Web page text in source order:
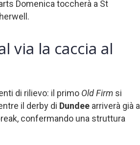
Domenica toccherà a St
via la caccia al
di rilievo: il primo Old Firm si
il derby di Dundee arriverà già al
confermando una struttura